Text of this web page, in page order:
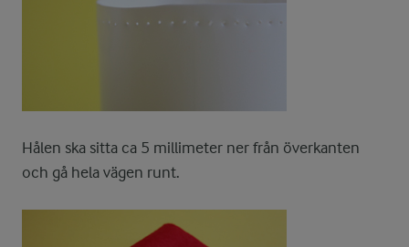
Hålen ska sitta ca 5 millimeter ner från överkanten
och gå hela vägen runt.